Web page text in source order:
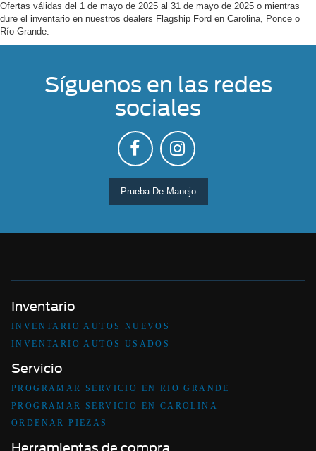
Ofertas válidas del 1 de mayo de 2025 al 31 de mayo de 2025 o mientras
dure el inventario en nuestros dealers Flagship Ford en Carolina, Ponce o
Río Grande.
Síguenos en las redes
sociales
Prueba De Manejo
Inventario
INVENTARIO AUTOS NUEVOS
INVENTARIO AUTOS USADOS
Servicio
PROGRAMAR SERVICIO EN RIO GRANDE
PROGRAMAR SERVICIO EN CAROLINA
ORDENAR PIEZAS
Herramientas de compra